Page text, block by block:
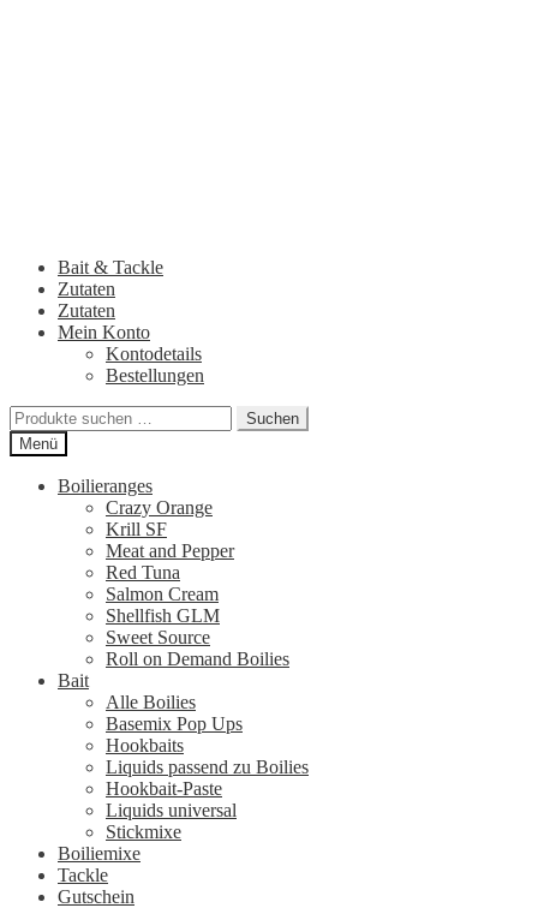
Bait & Tackle
Zutaten
Zutaten
Mein Konto
Kontodetails
Bestellungen
Suchen
nach:
Suchen
Menü
Boilieranges
Crazy Orange
Krill SF
Meat and Pepper
Red Tuna
Salmon Cream
Shellfish GLM
Sweet Source
Roll on Demand Boilies
Bait
Alle Boilies
Basemix Pop Ups
Hookbaits
Liquids passend zu Boilies
Hookbait-Paste
Liquids universal
Stickmixe
Boiliemixe
Tackle
Gutschein